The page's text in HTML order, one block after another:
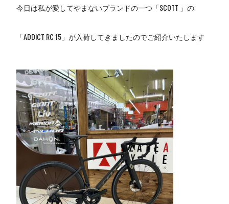
今日は私が愛してやまないブランドの一つ「SCOTT 」の
「ADDICT RC 15」が入荷してきましたのでご紹介いたします